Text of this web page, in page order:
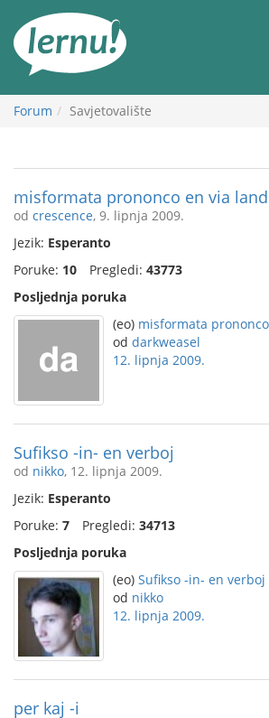
Forum Savjetovalište
misformata prononco en via
od crescence, 9. lipnja 2009.
Jezik: Esperanto
Poruke: 10 Pregledi: 43773
Posljednja poruka
(eo) misformata
od darkweasel
12. lipnja 2009.
Sufikso -in- en verboj
od nikko, 12. lipnja 2009.
Jezik: Esperanto
Poruke: 7 Pregledi: 34713
Posljednja poruka
(eo) Sufikso -in- en verboj
od nikko
12. lipnja 2009.
per kaj -i